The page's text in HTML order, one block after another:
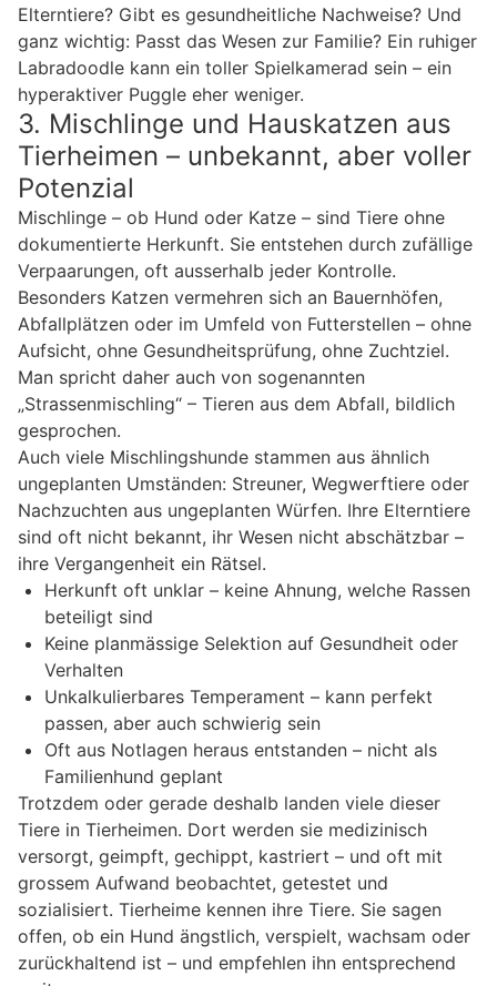
Elterntiere? Gibt es gesundheitliche Nachweise? Und
ganz wichtig: Passt das Wesen zur Familie? Ein ruhiger
Labradoodle kann ein toller Spielkamerad sein – ein
hyperaktiver Puggle eher weniger.
3. Mischlinge und Hauskatzen aus
Tierheimen – unbekannt, aber voller
Potenzial
Mischlinge – ob Hund oder Katze – sind Tiere ohne
dokumentierte Herkunft. Sie entstehen durch zufällige
Verpaarungen, oft ausserhalb jeder Kontrolle.
Besonders Katzen vermehren sich an Bauernhöfen,
Abfallplätzen oder im Umfeld von Futterstellen – ohne
Aufsicht, ohne Gesundheitsprüfung, ohne Zuchtziel.
Man spricht daher auch von sogenannten
„Strassenmischling“ – Tieren aus dem Abfall, bildlich
gesprochen.
Auch viele Mischlingshunde stammen aus ähnlich
ungeplanten Umständen: Streuner, Wegwerftiere oder
Nachzuchten aus ungeplanten Würfen. Ihre Elterntiere
sind oft nicht bekannt, ihr Wesen nicht abschätzbar –
ihre Vergangenheit ein Rätsel.
Herkunft oft unklar – keine Ahnung, welche Rassen
beteiligt sind
Keine planmässige Selektion auf Gesundheit oder
Verhalten
Unkalkulierbares Temperament – kann perfekt
passen, aber auch schwierig sein
Oft aus Notlagen heraus entstanden – nicht als
Familienhund geplant
Trotzdem oder gerade deshalb landen viele dieser
Tiere in Tierheimen. Dort werden sie medizinisch
versorgt, geimpft, gechippt, kastriert – und oft mit
grossem Aufwand beobachtet, getestet und
sozialisiert. Tierheime kennen ihre Tiere. Sie sagen
offen, ob ein Hund ängstlich, verspielt, wachsam oder
zurückhaltend ist – und empfehlen ihn entsprechend